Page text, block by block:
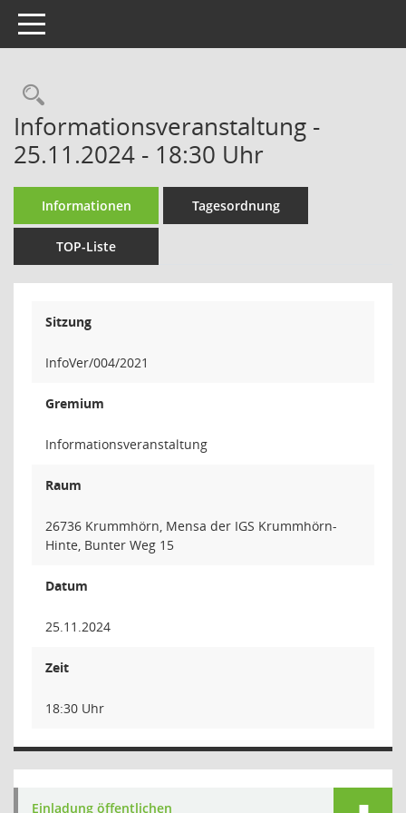
Toggle navigation
Rechercheauswahl
Informationsveranstaltung -
25.11.2024 - 18:30 Uhr
Informationen Tagesordnung
TOP-Liste
Sitzung
InfoVer/004/2021
Gremium
Informationsveranstaltung
Raum
26736 Krummhörn, Mensa der IGS Krummhörn-
Hinte, Bunter Weg 15
Datum
25.11.2024
Zeit
18:30 Uhr
Einladung öffentlichen